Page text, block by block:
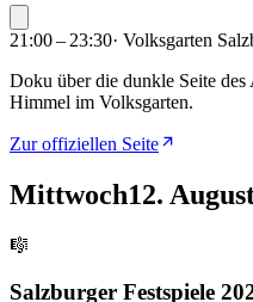
21:00 – 23:30· Volksgarten
Doku über die dunkle Seite
Himmel im Volksgarten.
Zur offiziellen Seite
Mittwoch12.
🎼
Salzburger Festspiele